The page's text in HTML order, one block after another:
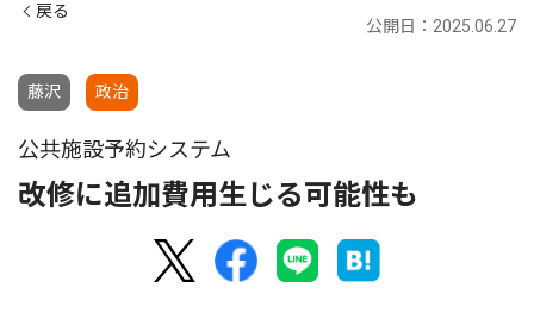
戻る
藤沢 政治
公開日：2025.06.27
公共施設予約システム
改修に追加費用生じる可能性も